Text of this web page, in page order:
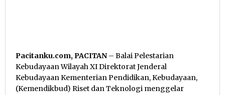
Pacitanku.com, PACITAN – Balai Pelestarian
Kebudayaan Wilayah XI Direktorat Jenderal
Kebudayaan Kementerian Pendidikan, Kebudayaan,
(Kemendikbud) Riset dan Teknologi menggelar